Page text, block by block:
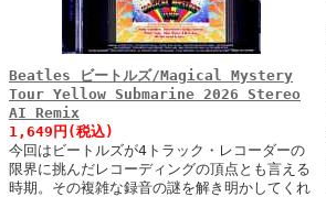
Beatles ビートルズ/Magical Mystery
Tour Yellow Submarine 2026 Stereo
AI Remix
1,649円(税込)
今回はビートルズが4トラック・レコーダーの
限界に挑んだレコーディングの頂点とも言える
時期。その複雑な録音の謎を解き明かしてくれ